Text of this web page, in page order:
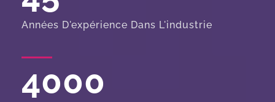
Années D'expérience Dans L'industrie
4000